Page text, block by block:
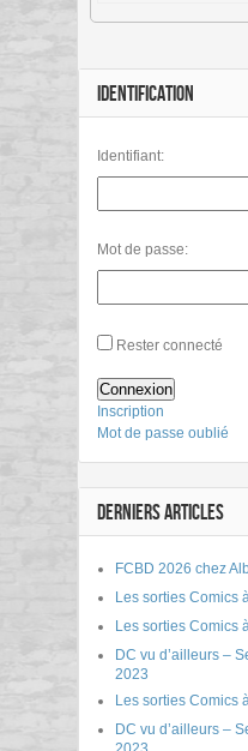
IDENTIFICATION
Identifiant:
Mot de passe:
Rester connecté
Connexion
Inscription
Mot de passe oublié
DERNIERS ARTICLES
FCBD 2026 chez
Les sorties Comics
Les sorties Comics
DC vu d’ailleurs –
2023
Les sorties Comics
DC vu d’ailleurs –